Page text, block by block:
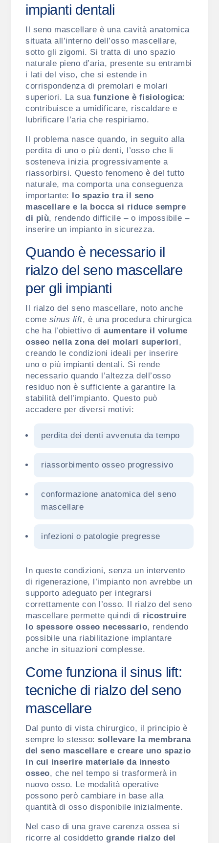
impianti dentali
Il seno mascellare è una cavità anatomica
situata all’interno dell’osso mascellare,
sotto gli zigomi. Si tratta di uno spazio
naturale pieno d’aria, presente su entrambi
i lati del viso, che si estende in
corrispondenza di premolari e molari
superiori. La suafunzione è fisiologica:
contribuisce a umidificare, riscaldare e
lubrificare l’aria che respiriamo.
Il problema nasce quando, in seguito alla
perdita di uno o più denti, l’osso che li
sosteneva inizia progressivamente a
riassorbirsi. Questo fenomeno è del tutto
naturale, ma comporta una conseguenza
importante: lo spazio tra il seno
mascellare e la bocca si riduce sempre
di più, rendendo difficile – o impossibile –
inserire un impianto in sicurezza.
Quando è necessario il
rialzo del seno mascellare
per gli impianti
Il rialzo del seno mascellare, noto anche
come sinus lift, è una procedura chirurgica
che ha l’obiettivo diaumentare il volume
osseo nella zona dei molari superiori,
creando le condizioni ideali per inserire
uno o più impianti dentali. Si rende
necessario quando l’altezza dell’osso
residuo non è sufficiente a garantire la
stabilità dell’impianto. Questo può
accadere per diversi motivi:
perdita dei denti avvenuta da tempo
riassorbimento osseo progressivo
conformazione anatomica del seno
mascellare
infezioni o patologie pregresse
In queste condizioni, senza un intervento
di rigenerazione, l’impianto non avrebbe un
supporto adeguato per integrarsi
correttamente con l’osso. Il rialzo del seno
mascellare permette quindi di ricostruire
lo spessore osseo necessario, rendendo
possibile una riabilitazione implantare
anche in situazioni complesse.
Come funziona il sinus lift:
tecniche di rialzo del seno
mascellare
Dal punto di vista chirurgico, il principio è
sempre lo stesso:sollevare la membrana
del seno mascellare e creare uno spazio
in cui inserire materiale da innesto
osseo, che nel tempo si trasformerà in
nuovo osso. Le modalità operative
possono però cambiare in base alla
quantità di osso disponibile inizialmente.
Nel caso di una grave carenza ossea si
ricorre al cosiddettogrande rialzo del